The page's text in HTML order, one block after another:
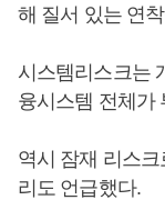
해 질서 있는 연
시스템리스크는
융시스템 전체가
역시 잠재 리스
리도 언급했다.